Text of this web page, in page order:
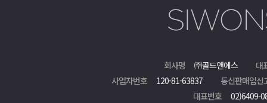
회사명 ㈜골드앤에스
대
사업자번호
120-81-63837
통신판매업신
대표번호
02)6409-